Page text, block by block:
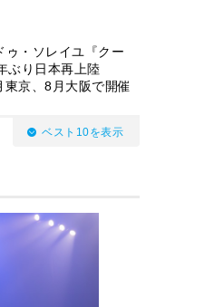
ゥ・ソレイユ『クー
ぶり日本再上陸
東京、8月大阪で開催
ベスト10を表示